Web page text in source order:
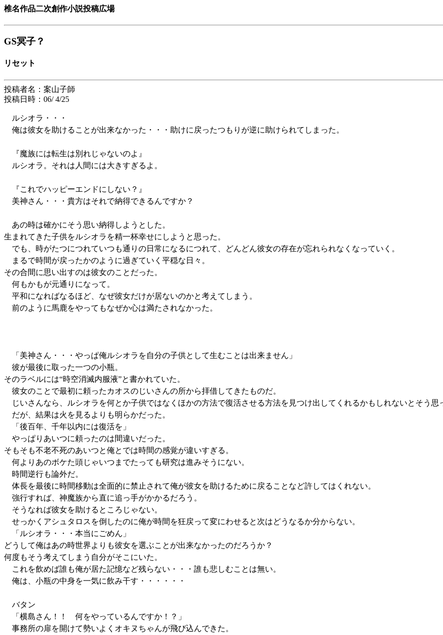
椎名作品二次創作小説投稿広場
GS冥子？
リセット
投稿者名：案山子師
投稿日時：06/ 4/25
ルシオラ・・・
俺は彼女を助けることが出来なかった・・・助けに戻ったつもりが逆に助けられてしまった。
『魔族には転生は別れじゃないのよ』
ルシオラ。それは人間には大きすぎるよ。
『これでハッピーエンドにしない？』
美神さん・・・貴方はそれで納得できるんですか？
あの時は確かにそう思い納得しようとした。
生まれてきた子供をルシオラを精一杯幸せにしようと思った。
でも、時がたつにつれていつも通りの日常になるにつれて、どんどん彼女の存在が忘れられなくなっていく。
まるで時間が戻ったかのように過ぎていく平穏な日々。
その合間に思い出すのは彼女のことだった。
何もかもが元通りになって。
平和になればなるほど、なぜ彼女だけが居ないのかと考えてしまう。
前のように馬鹿をやってもなぜか心は満たされなかった。
「美神さん・・・やっぱ俺ルシオラを自分の子供として生むことは出来ません」
彼が最後に取った一つの小瓶。
そのラベルには“時空消滅内服液”と書かれていた。
彼女のことで最初に頼ったカオスのじいさんの所から拝借してきたものだ。
じいさんなら、ルシオラを何とか子供ではなくほかの方法で復活させる方法を見つけ出してくれるかもしれないとそう思
だが、結果は火を見るよりも明らかだった。
「後百年、千年以内には復活を」
やっぱりあいつに頼ったのは間違いだった。
そもそも不老不死のあいつと俺とでは時間の感覚が違いすぎる。
何よりあのボケた頭じゃいつまでたっても研究は進みそうにない。
時間逆行も論外だ。
体長を最後に時間移動は全面的に禁止されて俺が彼女を助けるために戻ることなど許してはくれない。
強行すれば、神魔族から直に追っ手がかかるだろう。
そうなれば彼女を助けるところじゃない。
せっかくアシュタロスを倒したのに俺が時間を狂戻って変にわせると次はどうなるか分からない。
「ルシオラ・・・本当にごめん」
どうして俺はあの時世界よりも彼女を選ぶことが出来なかったのだろうか？
何度もそう考えてしまう自分がそこにいた。
これを飲めば誰も俺が居た記憶など残らない・・・誰も悲しむことは無い。
俺は、小瓶の中身を一気に飲み干す・・・・・・
バタン
「横島さん！！ 何をやっているんですか！？」
事務所の扉を開けて勢いよくオキヌちゃんが飛び込んできた。